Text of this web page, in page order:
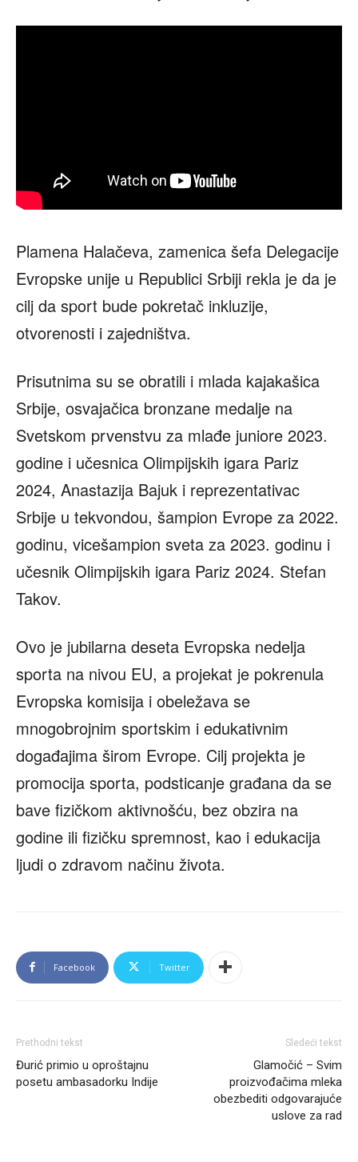
Plamena Halačeva, zamenica šefa Delegacije
Evropske unije u Republici Srbiji rekla je da je
cilj da sport bude pokretač inkluzije,
otvorenosti i zajedništva.
Prisutnima su se obratili i mlada kajakašica
Srbije, osvajačica bronzane medalje na
Svetskom prvenstvu za mlađe juniore 2023.
godine i učesnica Olimpijskih igara Pariz
2024, Anastazija Bajuk i reprezentativac
Srbije u tekvondou, šampion Evrope za 2022.
godinu, vicešampion sveta za 2023. godinu i
učesnik Olimpijskih igara Pariz 2024. Stefan
Takov.
Ovo je jubilarna deseta Evropska nedelja
sporta na nivou EU, a projekat je pokrenula
Evropska komisija i obeležava se
mnogobrojnim sportskim i edukativnim
događajima širom Evrope. Cilj projekta je
promocija sporta, podsticanje građana da se
bave fizičkom aktivnošću, bez obzira na
godine ili fizičku spremnost, kao i edukacija
ljudi o zdravom načinu života.
Facebook Twitter
Prethodni tekst
Đurić primio u oproštajnu
posetu ambasadorku Indije
Sledeći tekst
Glamočić – Svim
proizvođačima mleka
obezbediti odgovarajuće
uslove za rad